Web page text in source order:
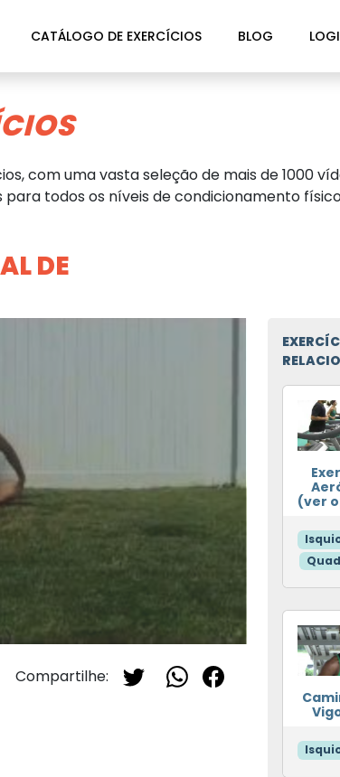
CATÁLOGO DE EXERCÍCIOS BLOG
com uma vasta seleção de mais de 1000
todos os níveis de condicionamento
DE
Compartilhe:
(ver